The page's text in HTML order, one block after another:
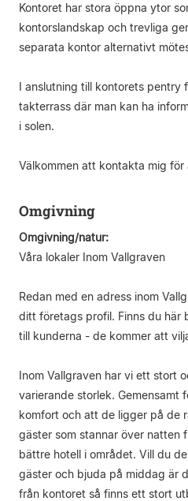
Kontoret har stora öppna ytor
kontorslandskap och trevliga
separata kontor alternativt
I anslutning till kontorets pentry
takterrass där man kan ha
i solen.
Välkommen att kontakta mig
Omgivning
Omgivning/natur:
Våra lokaler Inom Vallgraven
Redan med en adress inom
ditt företags profil. Finns du här
till kunderna - de kommer att
Inom Vallgraven har vi ett stort
varierande storlek. Gemensamt
komfort och att de ligger på de
gäster som stannar över natten
bättre hotell i området. Vill du
gäster och bjuda på middag är
från kontoret så finns ett stort